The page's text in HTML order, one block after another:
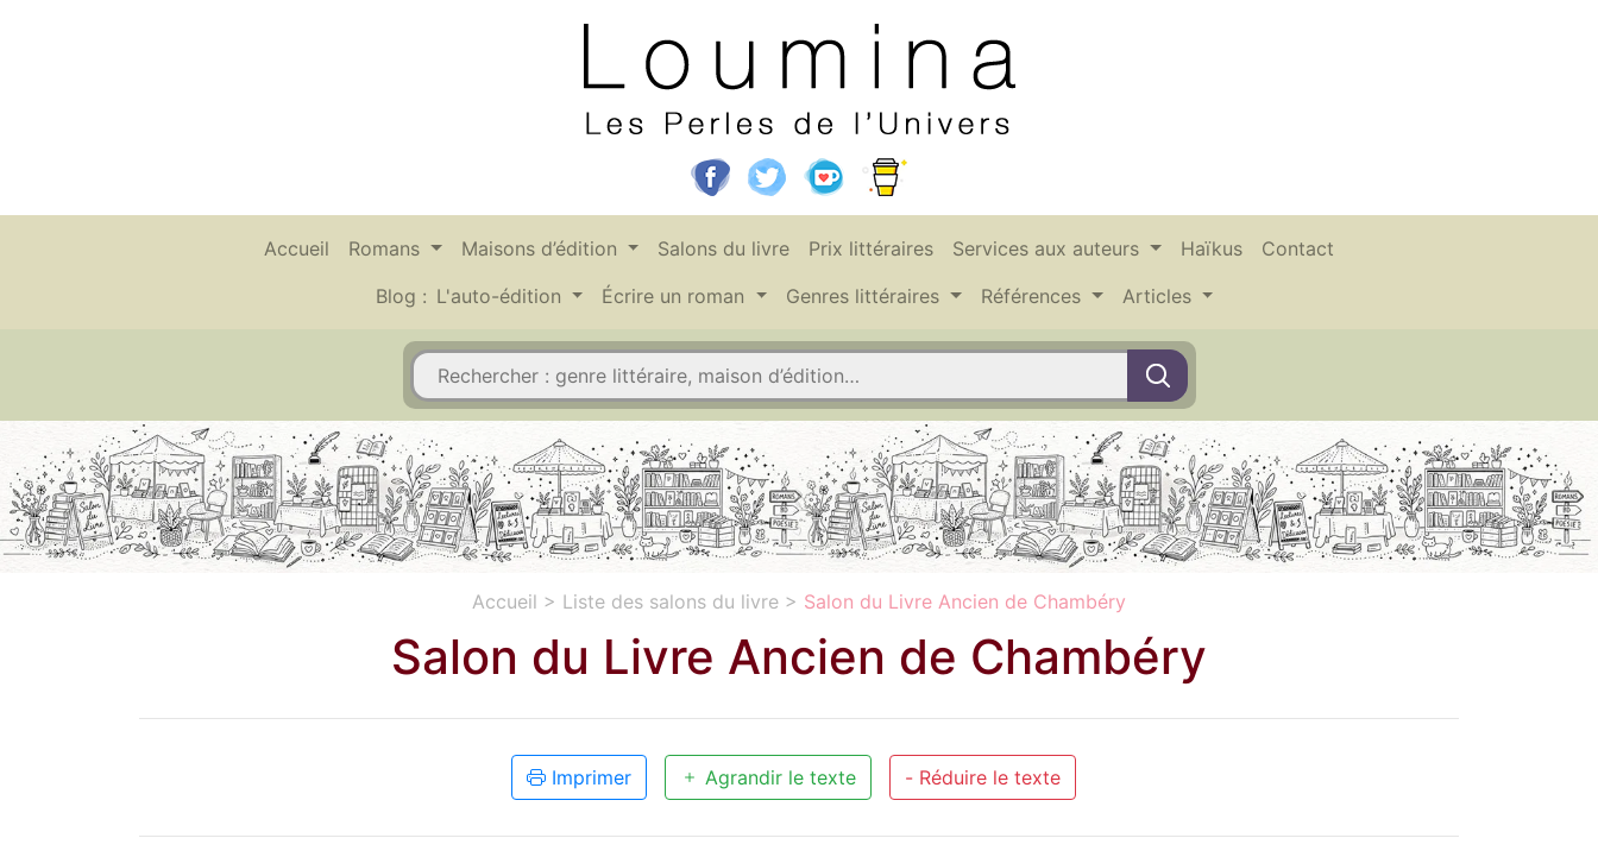
Accueil Romans Maisons d’édition Salons du livre Prix littéraires Services aux auteurs Haïkus
Contact
Blog : L'auto-édition Écrire un roman Genres littéraires Références Articles
Accueil > Liste des salons du livre > Salon du Livre Ancien de Chambéry
Salon du Livre Ancien de Chambéry
Imprimer Agrandir le texte - Réduire le texte